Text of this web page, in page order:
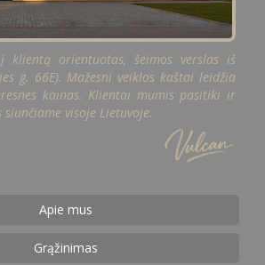
klientą orientuotas, šeimos verslas iš
g. 66E). Mažesni veiklos kaštai leidžia
kainas. Klientai mumis pasitiki ir
siunčiame visoje Lietuvoje.
Apie mus
Grąžinimas